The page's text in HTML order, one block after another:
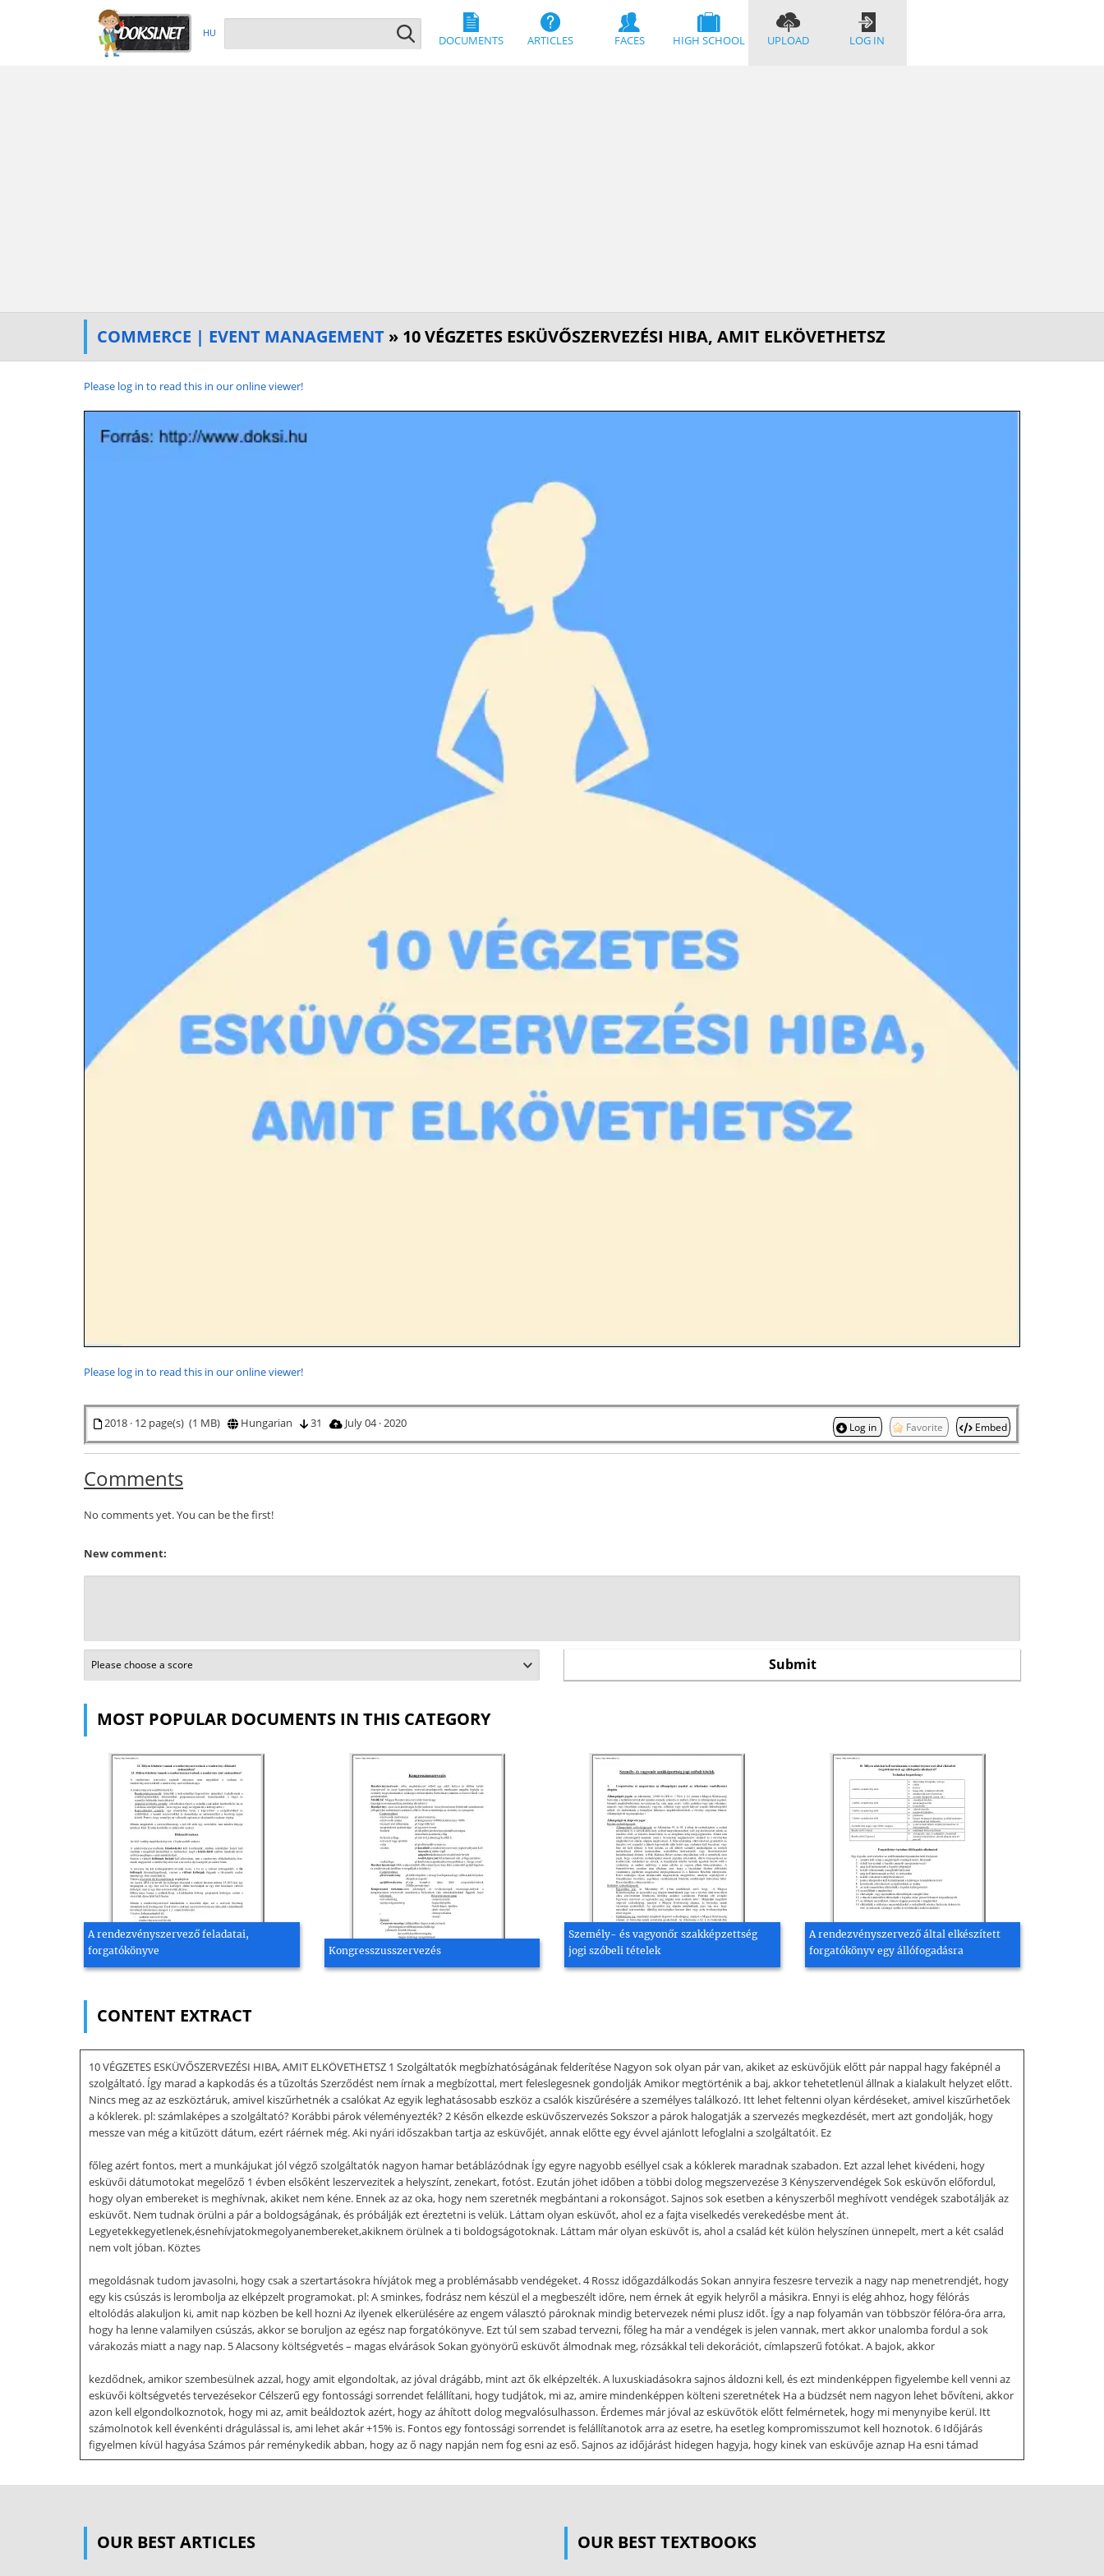
HU
DOCUMENTS ARTICLES FACES HIGH SCHOOL UPLOAD LOG IN
COMMERCE | EVENT MANAGEMENT » 10 VÉGZETES ESKÜVŐSZERVEZÉSI HIBA, AMIT ELKÖVETHETSZ
Please log in to read this in our online viewer!
Please log in to read this in our online viewer!
2018 · 12 page(s) (1 MB) Hungarian 31 July 04 · 2020 Log in Favorite Embed
Comments
No comments yet. You can be the first!
New comment:
MOST POPULAR DOCUMENTS IN THIS CATEGORY
A rendezvényszervező feladatai,
forgatókönyve
Kongresszusszervezés
Személy- és vagyonőr szakképzettség
jogi szóbeli tételek
A rendezvényszervező által elkészített
forgatókönyv egy állófogadásra
CONTENT EXTRACT
10 VÉGZETES ESKÜVŐSZERVEZÉSI HIBA, AMIT ELKÖVETHETSZ 1 Szolgáltatók megbízhatóságának felderítése Nagyon sok olyan pár van, akiket az esküvőjük előtt pár nappal hagy faképnél a
szolgáltató. Így marad a kapkodás és a tűzoltás Szerződést nem írnak a megbízottal, mert feleslegesnek gondolják Amikor megtörténik a baj, akkor tehetetlenül állnak a kialakult helyzet előtt.
Nincs meg az az eszköztáruk, amivel kiszűrhetnék a csalókat Az egyik leghatásosabb eszköz a csalók kiszűrésére a személyes találkozó. Itt lehet feltenni olyan kérdéseket, amivel kiszűrhetőek
a kóklerek. pl: számlaképes a szolgáltató? Korábbi párok véleményezték? 2 Későn elkezde esküvőszervezés Sokszor a párok halogatják a szervezés megkezdését, mert azt gondolják, hogy
messze van még a kitűzött dátum, ezért ráérnek még. Aki nyári időszakban tartja az esküvőjét, annak előtte egy évvel ajánlott lefoglalni a szolgáltatóit. Ez
főleg azért fontos, mert a munkájukat jól végző szolgáltatók nagyon hamar betáblázódnak Így egyre nagyobb eséllyel csak a kóklerek maradnak szabadon. Ezt azzal lehet kivédeni, hogy
esküvői dátumotokat megelőző 1 évben elsőként leszervezitek a helyszínt, zenekart, fotóst. Ezután jöhet időben a többi dolog megszervezése 3 Kényszervendégek Sok esküvőn előfordul,
hogy olyan embereket is meghívnak, akiket nem kéne. Ennek az az oka, hogy nem szeretnék megbántani a rokonságot. Sajnos sok esetben a kényszerből meghívott vendégek szabotálják az
esküvőt. Nem tudnak örülni a pár a boldogságának, és próbálják ezt éreztetni is velük. Láttam olyan esküvőt, ahol ez a fajta viselkedés verekedésbe ment át.
Legyetekkegyetlenek,ésnehívjatokmegolyanembereket,akiknem örülnek a ti boldogságotoknak. Láttam már olyan esküvőt is, ahol a család két külön helyszínen ünnepelt, mert a két család
nem volt jóban. Köztes
megoldásnak tudom javasolni, hogy csak a szertartásokra hívjátok meg a problémásabb vendégeket. 4 Rossz időgazdálkodás Sokan annyira feszesre tervezik a nagy nap menetrendjét, hogy
egy kis csúszás is lerombolja az elképzelt programokat. pl: A sminkes, fodrász nem készül el a megbeszélt időre, nem érnek át egyik helyről a másikra. Ennyi is elég ahhoz, hogy félórás
eltolódás alakuljon ki, amit nap közben be kell hozni Az ilyenek elkerülésére az engem választó pároknak mindig betervezek némi plusz időt. Így a nap folyamán van többször félóra-óra arra,
hogy ha lenne valamilyen csúszás, akkor se boruljon az egész nap forgatókönyve. Ezt túl sem szabad tervezni, főleg ha már a vendégek is jelen vannak, mert akkor unalomba fordul a sok
várakozás miatt a nagy nap. 5 Alacsony költségvetés – magas elvárások Sokan gyönyörű esküvőt álmodnak meg, rózsákkal teli dekorációt, címlapszerű fotókat. A bajok, akkor
kezdődnek, amikor szembesülnek azzal, hogy amit elgondoltak, az jóval drágább, mint azt ők elképzelték. A luxuskiadásokra sajnos áldozni kell, és ezt mindenképpen figyelembe kell venni az
esküvői költségvetés tervezésekor Célszerű egy fontossági sorrendet felállítani, hogy tudjátok, mi az, amire mindenképpen költeni szeretnétek Ha a büdzsét nem nagyon lehet bővíteni, akkor
azon kell elgondolkoznotok, hogy mi az, amit beáldoztok azért, hogy az áhított dolog megvalósulhasson. Érdemes már jóval az esküvőtök előtt felmérnetek, hogy mi menynyibe kerül. Itt
számolnotok kell évenkénti drágulással is, ami lehet akár +15% is. Fontos egy fontossági sorrendet is felállítanotok arra az esetre, ha esetleg kompromisszumot kell hoznotok. 6 Időjárás
figyelmen kívül hagyása Számos pár reménykedik abban, hogy az ő nagy napján nem fog esni az eső. Sajnos az időjárást hidegen hagyja, hogy kinek van esküvője aznap Ha esni támad
meg tudnának bízni egy szakembert Ez nagyszerű ötletnek tűnik, amíg nem szembesül a pár a végeredménnyel. Mivel ingyen, szívességből csinálták az ismerősök ezeket a szolgáltatásokat,
ha valamit nem úgy csinálnak, ahogy eltervezted, nincs jogod reklamálni. Sokan elfelejtik, hogy a vendég, meghívottként fogja ellátni a feladatokat Ez azt jelenti, hogy letudja,
OUR BEST ARTICLES OUR BEST TEXTBOOKS